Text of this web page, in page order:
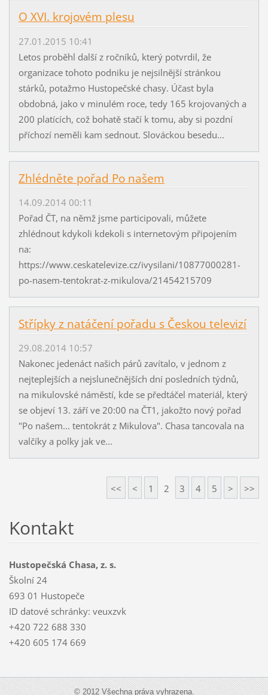
O XVI. krojovém plesu
27.01.2015 10:41
Letos proběhl další z ročníků, který potvrdil, že
organizace tohoto podniku je nejsilnější stránkou
stárků, potažmo Hustopečské chasy. Účast byla
obdobná, jako v minulém roce, tedy 165 krojovaných a
200 platících, což bohatě stačí k tomu, aby si pozdní
příchozí neměli kam sednout. Slováckou besedu...
Zhlédněte pořad Po našem
14.09.2014 00:11
Pořad ČT, na němž jsme participovali, můžete
zhlédnout kdykoli kdekoli s internetovým připojením
na:
https://www.ceskatelevize.cz/ivysilani/10877000281-
po-nasem-tentokrat-z-mikulova/21454215709
Střípky z natáčení pořadu s Českou televizí
29.08.2014 10:57
Nakonec jedenáct našich párů zavítalo, v jednom z
nejteplejších a nejslunečnějších dní posledních týdnů,
na mikulovské náměstí, kde se předtáčel materiál, který
se objeví 13. září ve 20:00 na ČT1, jakožto nový pořad
"Po našem... tentokrát z Mikulova". Chasa tancovala na
valčíky a polky jak ve...
<< < 1 2 3 4 5 > >>
Kontakt
Hustopečská Chasa, z. s.
Školní 24
693 01 Hustopeče
ID datové schránky: veuxzvk
+420 722 688 330
+420 605 174 669
© 2012 Všechna práva vyhrazena.